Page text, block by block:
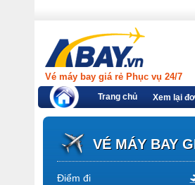
Vé máy bay giá rẻ Phục vụ 24/7
Trang chủ Xem lại
VÉ MÁY BAY
Điểm đi